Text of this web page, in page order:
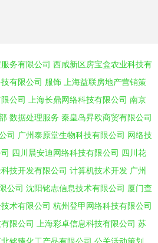
务有限公司 西咸新区房宝盒农业科技有
有限公司 服饰
上海益联房地产营销策
公司 上海长鼎网络科技有限公司 南京
数据处理服务 秦皇岛昇欧商贸有限公司
司 广州泰原堂生物科技有限公司 网络技
四川晨安迪网络科技有限公司 四川花
技开发有限公司 计算机技术开发 广州
公司 沈阳铭志信息技术有限公司 厦门查
术有限公司 杭州登甲网络科技有限公司
限公司 上海彩卓信息科技有限公司 苏